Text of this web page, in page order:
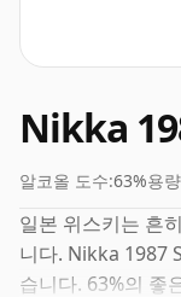
Nikka
알코올 도수:63%용
일본 위스키는 흔
니다. Nikka 1987
습니다. 63%의 좋